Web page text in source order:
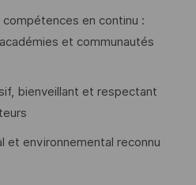
en continu :
et communautés
bienveillant et respectant
et environnemental reconnu